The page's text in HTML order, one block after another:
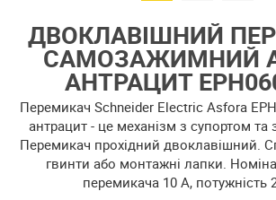
ДВОКЛАВІШНИЙ
САМОЗАЖИМНИЙ
АНТРАЦИТ
Перемикач Schneider Electric Asfora
антрацит - це механізм з супортом та
Перемикач прохідний двоклавішний.
гвинти або монтажні лапки.
перемикача 10 A, потужність